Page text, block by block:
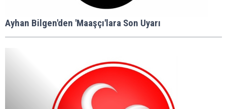
Ayhan Bilgen'den 'Maaşçı'lara Son Uyarı